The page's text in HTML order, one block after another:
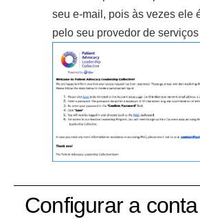
seu e-mail, pois às vezes ele
pelo seu provedor de
Configurar a